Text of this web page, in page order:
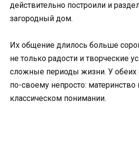
действительно построили и
загородный дом.
Их общение длилось больше
не только радости и творческие
сложные периоды жизни. У обеих
по-своему непросто: материнство
классическом понимании.